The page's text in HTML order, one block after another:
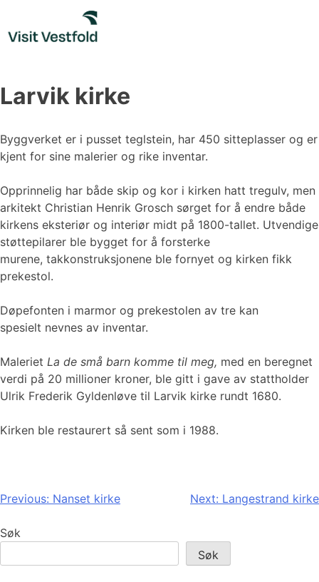
content
Larvik kirke
Byggverket er i pusset teglstein, har 450 sitteplasser og er
kjent for sine malerier og rike inventar.
Opprinnelig har både skip og kor i kirken hatt tregulv, men
arkitekt Christian Henrik Grosch sørget for å endre både
kirkens eksteriør og interiør midt på 1800-tallet. Utvendige
støttepilarer ble bygget for å forsterke
murene, takkonstruksjonene ble fornyet og kirken fikk
prekestol.
Døpefonten i marmor og prekestolen av tre kan
spesielt nevnes av inventar.
Maleriet La de små barn komme til meg, med en beregnet
verdi på 20 millioner kroner, ble gitt i gave av stattholder
Ulrik Frederik Gyldenløve til Larvik kirke rundt 1680.
Kirken ble restaurert så sent som i 1988.
Innleggsnavigasjon
Previous: Nanset kirke Next: Langestrand kirke
Søk
Søk